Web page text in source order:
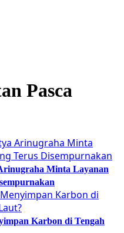
Pasca
Minta Layanan
Karbon di Tengah